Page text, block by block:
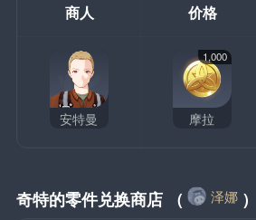
商人 价格
安特曼
1,000
摩拉
奇特的零件兑换商店 （ 泽娜 ）